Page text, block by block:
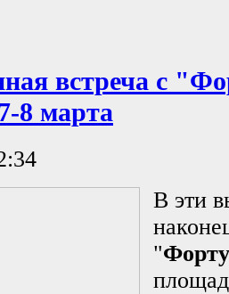
встреча с
8 марта
В эти
"